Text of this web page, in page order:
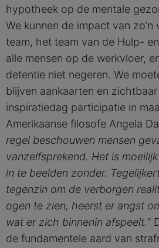
hypotheek op de mentale
We kunnen de impact van
team, het team van de Hulp-
alle mensen op de werkvloer,
detentie niet negeren. We
blijven aankaarten en
inspiratiedag participatie in
Amerikaanse filosofe Angela
regel beschouwen mensen
vanzelfsprekend. Het is
in te beelden zonder.
tegenzin om de verborgen
ogen te zien, heerst er angst
wat er zich binnenin afspeelt.”
de fundamentele aard van